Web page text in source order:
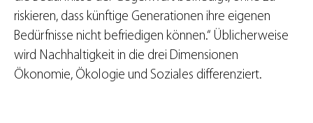
riskieren, dass künftige Generationen ihre eigenen
Bedürfnisse nicht befriedigen können.“ Üblicherweise
wird Nachhaltigkeit in die drei Dimensionen
Ökonomie, Ökologie und Soziales differenziert.